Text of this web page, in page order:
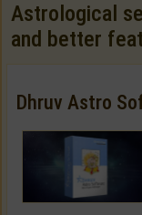
Astrological
and better
Dhruv Astro